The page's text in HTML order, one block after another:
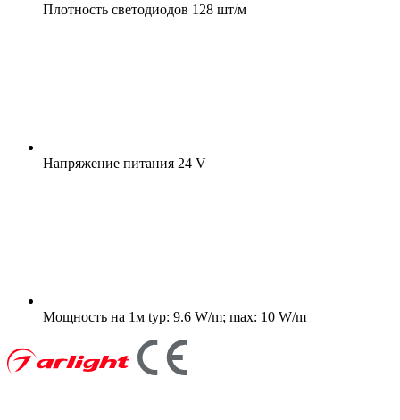
Плотность светодиодов 128 шт/м
Напряжение питания 24 V
Мощность на 1м typ: 9.6 W/m; max: 10 W/m